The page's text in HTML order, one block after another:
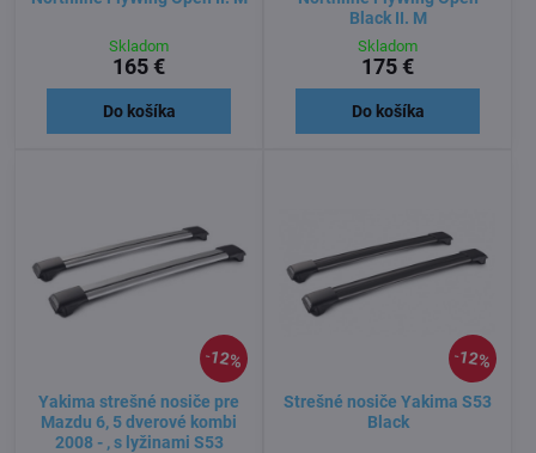
Skladom
165 €
Do košíka
Black II. M
Skladom
175 €
Do košíka
12%
Yakima strešné nosiče pre
Mazdu 6, 5 dverové kombi
2008 - , s lyžinami S53
12%
Strešné nosiče Yakima S53
Black